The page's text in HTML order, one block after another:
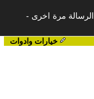
مرة اخرى -
خيارات وادوات